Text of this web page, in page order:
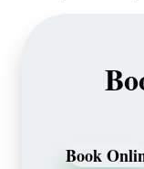
Book